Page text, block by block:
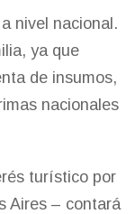
nivel nacional.
ya que
de insumos,
nacionales
turístico por
Aires – contará